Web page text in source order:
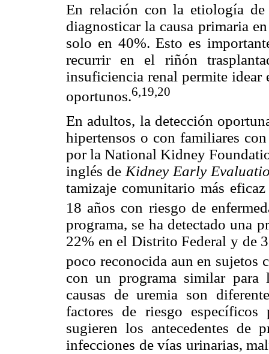
En relación con la etiología
diagnosticar la causa primaria
solo en 40%. Esto es
recurrir en el riñón
insuficiencia renal permite idear
oportunos.6,19,20
En adultos, la detección
hipertensos o con familiares
por la National Kidney
inglés de Kidney Early
tamizaje comunitario más
18 años con riesgo de
programa, se ha detectado una
22% en el Distrito Federal y de
poco reconocida aun en sujetos
con un programa similar
causas de uremia son
factores de riesgo
sugieren los antecedentes de
infecciones de vías urinarias,